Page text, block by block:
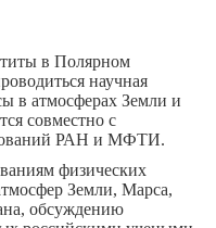
в Полярном
научная
в атмосферах Земли и
совместно с
РАН и МФТИ.
физических
Земли, Марса,
обсуждению